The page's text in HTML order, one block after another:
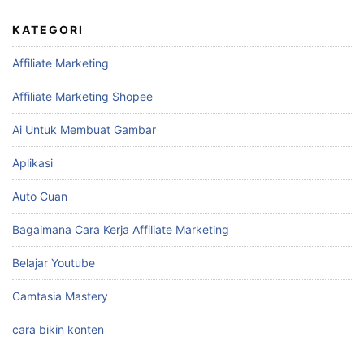
KATEGORI
Affiliate Marketing
Affiliate Marketing Shopee
Ai Untuk Membuat Gambar
Aplikasi
Auto Cuan
Bagaimana Cara Kerja Affiliate Marketing
Belajar Youtube
Camtasia Mastery
cara bikin konten